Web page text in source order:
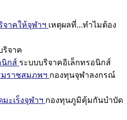
จาคให้จุฬาฯ เหตุผลที่...ทำไมต้อง
ริจาค
นิกส์ ระบบบริจาคอิเล็กทรอนิกส์
ราชสมภพฯ กองทุนจุฬาลงกรณ์
ะเร็งจุฬาฯ กองทุนภูมิคุ้มกันบำบัด